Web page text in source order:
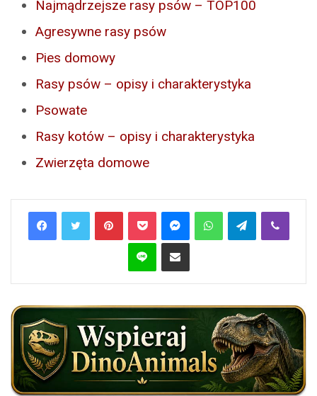
Najmądrzejsze rasy psów – TOP100
Agresywne rasy psów
Pies domowy
Rasy psów – opisy i charakterystyka
Psowate
Rasy kotów – opisy i charakterystyka
Zwierzęta domowe
PinterestPocket MessengerWhatsAppTelegramViber
Line Share via Email